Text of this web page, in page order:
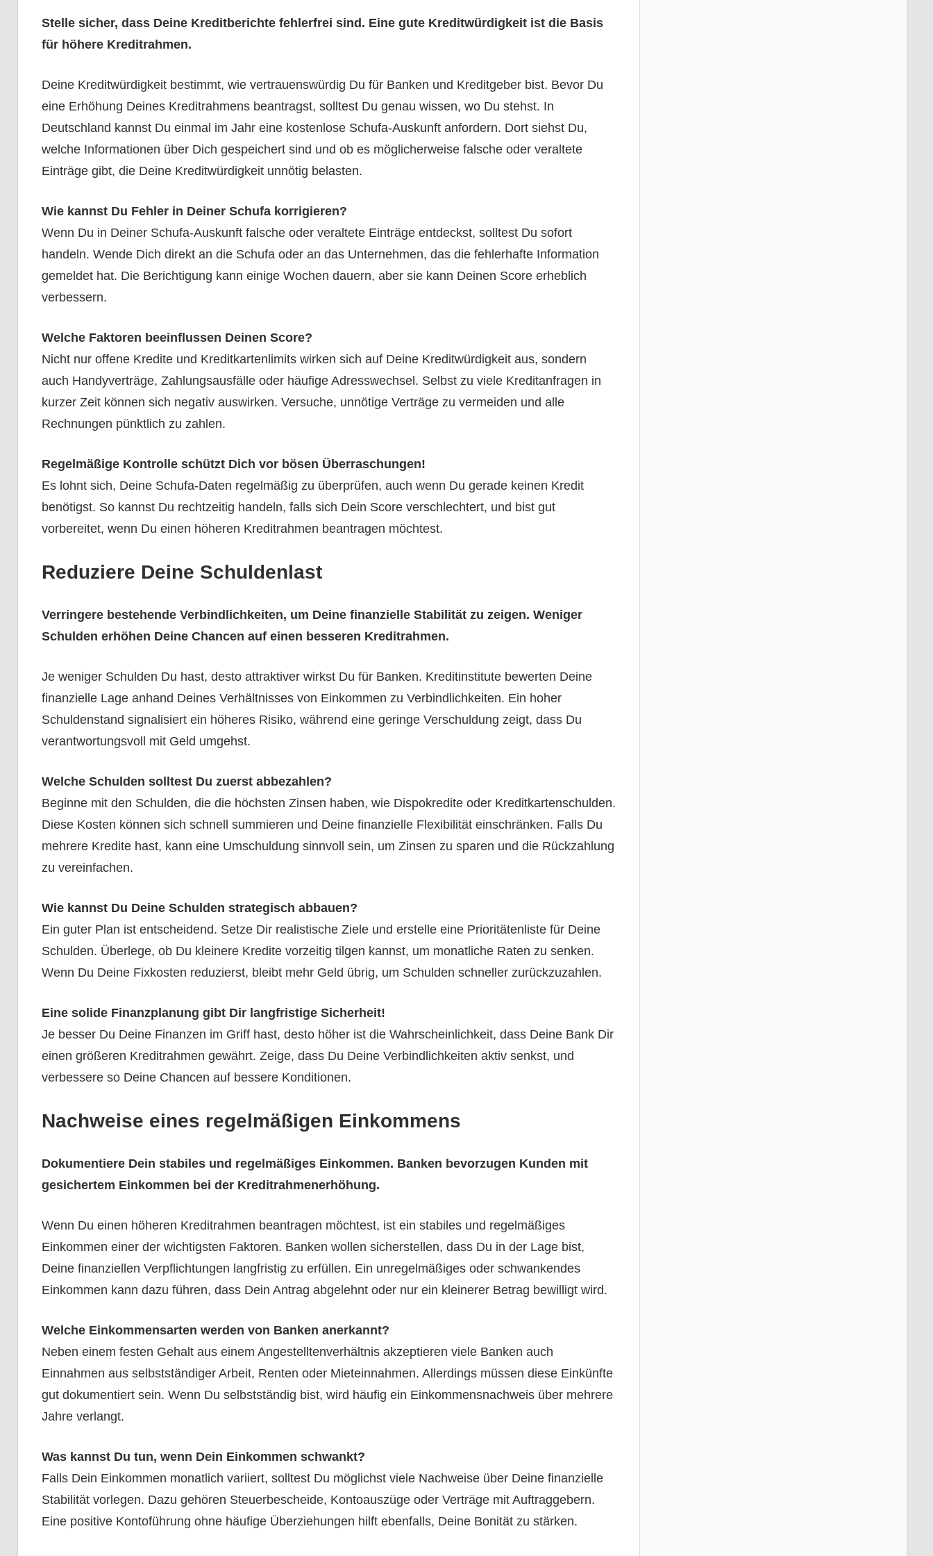
Stelle sicher, dass Deine Kreditberichte fehlerfrei sind. Eine gute Kreditwürdigkeit ist die Basis
für höhere Kreditrahmen.
Deine Kreditwürdigkeit bestimmt, wie vertrauenswürdig Du für Banken und Kreditgeber bist. Bevor Du
eine Erhöhung Deines Kreditrahmens beantragst, solltest Du genau wissen, wo Du stehst. In
Deutschland kannst Du einmal im Jahr eine kostenlose Schufa-Auskunft anfordern. Dort siehst Du,
welche Informationen über Dich gespeichert sind und ob es möglicherweise falsche oder veraltete
Einträge gibt, die Deine Kreditwürdigkeit unnötig belasten.
Wie kannst Du Fehler in Deiner Schufa korrigieren?
Wenn Du in Deiner Schufa-Auskunft falsche oder veraltete Einträge entdeckst, solltest Du sofort
handeln. Wende Dich direkt an die Schufa oder an das Unternehmen, das die fehlerhafte Information
gemeldet hat. Die Berichtigung kann einige Wochen dauern, aber sie kann Deinen Score erheblich
verbessern.
Welche Faktoren beeinflussen Deinen Score?
Nicht nur offene Kredite und Kreditkartenlimits wirken sich auf Deine Kreditwürdigkeit aus, sondern
auch Handyverträge, Zahlungsausfälle oder häufige Adresswechsel. Selbst zu viele Kreditanfragen in
kurzer Zeit können sich negativ auswirken. Versuche, unnötige Verträge zu vermeiden und alle
Rechnungen pünktlich zu zahlen.
Regelmäßige Kontrolle schützt Dich vor bösen Überraschungen!
Es lohnt sich, Deine Schufa-Daten regelmäßig zu überprüfen, auch wenn Du gerade keinen Kredit
benötigst. So kannst Du rechtzeitig handeln, falls sich Dein Score verschlechtert, und bist gut
vorbereitet, wenn Du einen höheren Kreditrahmen beantragen möchtest.
Reduziere Deine Schuldenlast
Verringere bestehende Verbindlichkeiten, um Deine finanzielle Stabilität zu zeigen. Weniger
Schulden erhöhen Deine Chancen auf einen besseren Kreditrahmen.
Je weniger Schulden Du hast, desto attraktiver wirkst Du für Banken. Kreditinstitute bewerten Deine
finanzielle Lage anhand Deines Verhältnisses von Einkommen zu Verbindlichkeiten. Ein hoher
Schuldenstand signalisiert ein höheres Risiko, während eine geringe Verschuldung zeigt, dass Du
verantwortungsvoll mit Geld umgehst.
Welche Schulden solltest Du zuerst abbezahlen?
Beginne mit den Schulden, die die höchsten Zinsen haben, wie Dispokredite oder Kreditkartenschulden.
Diese Kosten können sich schnell summieren und Deine finanzielle Flexibilität einschränken. Falls Du
mehrere Kredite hast, kann eine Umschuldung sinnvoll sein, um Zinsen zu sparen und die Rückzahlung
zu vereinfachen.
Wie kannst Du Deine Schulden strategisch abbauen?
Ein guter Plan ist entscheidend. Setze Dir realistische Ziele und erstelle eine Prioritätenliste für Deine
Schulden. Überlege, ob Du kleinere Kredite vorzeitig tilgen kannst, um monatliche Raten zu senken.
Wenn Du Deine Fixkosten reduzierst, bleibt mehr Geld übrig, um Schulden schneller zurückzuzahlen.
Eine solide Finanzplanung gibt Dir langfristige Sicherheit!
Je besser Du Deine Finanzen im Griff hast, desto höher ist die Wahrscheinlichkeit, dass Deine Bank Dir
einen größeren Kreditrahmen gewährt. Zeige, dass Du Deine Verbindlichkeiten aktiv senkst, und
verbessere so Deine Chancen auf bessere Konditionen.
Nachweise eines regelmäßigen Einkommens
Dokumentiere Dein stabiles und regelmäßiges Einkommen. Banken bevorzugen Kunden mit
gesichertem Einkommen bei der Kreditrahmenerhöhung.
Wenn Du einen höheren Kreditrahmen beantragen möchtest, ist ein stabiles und regelmäßiges
Einkommen einer der wichtigsten Faktoren. Banken wollen sicherstellen, dass Du in der Lage bist,
Deine finanziellen Verpflichtungen langfristig zu erfüllen. Ein unregelmäßiges oder schwankendes
Einkommen kann dazu führen, dass Dein Antrag abgelehnt oder nur ein kleinerer Betrag bewilligt wird.
Welche Einkommensarten werden von Banken anerkannt?
Neben einem festen Gehalt aus einem Angestelltenverhältnis akzeptieren viele Banken auch
Einnahmen aus selbstständiger Arbeit, Renten oder Mieteinnahmen. Allerdings müssen diese Einkünfte
gut dokumentiert sein. Wenn Du selbstständig bist, wird häufig ein Einkommensnachweis über mehrere
Jahre verlangt.
Was kannst Du tun, wenn Dein Einkommen schwankt?
Falls Dein Einkommen monatlich variiert, solltest Du möglichst viele Nachweise über Deine finanzielle
Stabilität vorlegen. Dazu gehören Steuerbescheide, Kontoauszüge oder Verträge mit Auftraggebern.
Eine positive Kontoführung ohne häufige Überziehungen hilft ebenfalls, Deine Bonität zu stärken.